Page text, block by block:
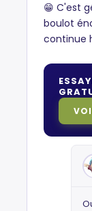
😁 C'est
boulot
continue